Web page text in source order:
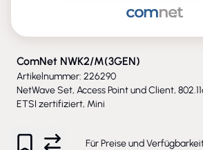
ComNet NWK2/M(3GEN)
Artikelnummer: 226290
NetWave Set, Access Point und Client,
ETSI zertifiziert, Mini
Für Preise und